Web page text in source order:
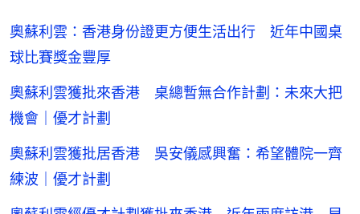
奧蘇利雲：香港身份證更方便生活出行 近年中國桌
球比賽獎金豐厚
奧蘇利雲獲批來香港 桌總暫無合作計劃：未來大把
機會｜優才計劃
奧蘇利雲獲批居香港 吳安儀感興奮：希望體院一齊
練波｜優才計劃